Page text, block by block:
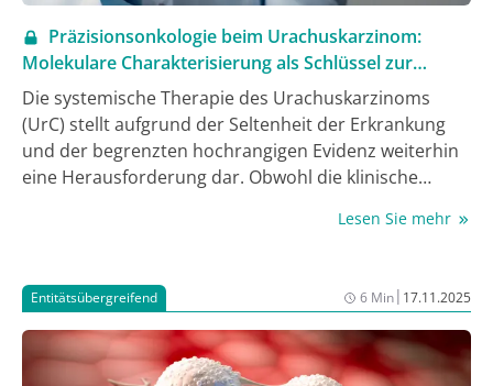
Präzisionsonkologie beim Urachuskarzinom:
Molekulare Charakterisierung als Schlüssel zur
personalisierten Therapie
Die systemische Therapie des Urachuskarzinoms
(UrC) stellt aufgrund der Seltenheit der Erkrankung
und der begrenzten hochrangigen Evidenz weiterhin
eine Herausforderung dar. Obwohl die klinische
prospektive Studiendaten selten und häufig limitiert.
systemische Therapieoptionen beim
fortgeschrittenen UrC mit besonderem Fokus auf
zielgerichtete Therapien. Retrospektive Metaanalysen
sowie eine kürzlich publizierte prospektive Studie
Lesen Sie mehr
Entitätsübergreifend 6 Min| 17.11.2025